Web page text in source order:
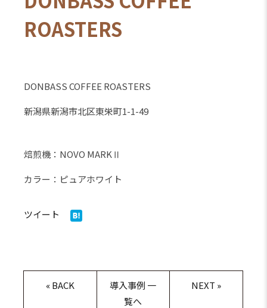
ROASTERS
DONBASS COFFEE ROASTERS
新潟県新潟市北区東栄町1-1-49
焙煎機：NOVO MARKⅡ
カラー：ピュアホワイト
ツイート
«BACK
導入事例 一
覧へ
NEXT »